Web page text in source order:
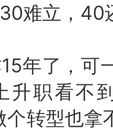
难立，40
了，可
升职看不
个转型也拿